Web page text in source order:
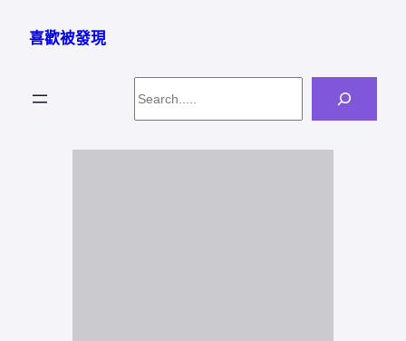
喜歡被發現